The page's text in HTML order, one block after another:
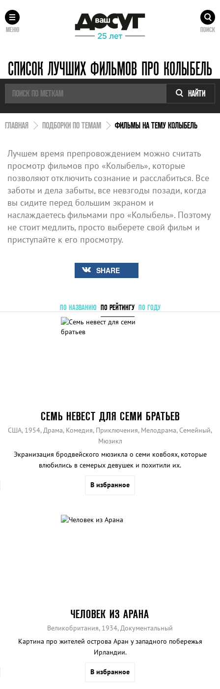
МЕНЮ ПОИСК
СПИСОК ЛУЧШИХ ФИЛЬМОВ ПРО КОЛЫБЕЛЬ
НАЙТИ
ГЛАВНАЯ ПОДБОРКИ ПО ТЕМАМ ФИЛЬМЫ НА ТЕМУ КОЛЫБЕЛЬ
Лучшем время препровождением можно считать
просмотр фильмов про «Колыбель», которые
позволяют отключить сознание и расслабиться. Все
заботы и дела забыты, все невзгоды позади, когда
вы сидите перед большим экраном и
наслаждаетесь фильмами про «Колыбель». Поэтому
не стоит медлить, просто выберете свой фильм и
приступайте к его просмотру.
SHARE
ПО НАЗВАНИЮ ПО РЕЙТИНГУ ПО ГОДУ
СЕМЬ НЕВЕСТ ДЛЯ СЕМИ БРАТЬЕВ
США, 1954, Драма, Комедия, Приключения, Мелодрама, Семейный,
Мюзикл
Экранизация бродвейского мюзикла о семи ковбоях, которые
влюбились в семерых девушек и похитили их.
В избранное
ЧЕЛОВЕК ИЗ АРАНА
Великобритания, 1934, Документальный
Картина про жителей острова Аран у западного побережья
Ирландии.
В избранное